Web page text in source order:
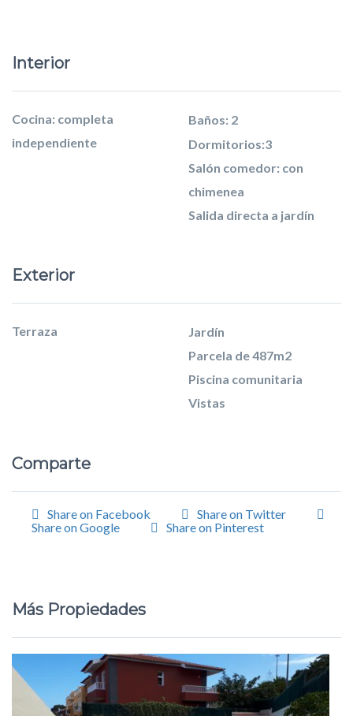
Interior
Cocina: completa
independiente
Baños: 2
Dormitorios:3
Salón comedor: con
chimenea
Salida directa a jardín
Exterior
Terraza
Jardín
Parcela de 487m2
Piscina comunitaria
Vistas
Comparte
Share on Facebook
Share on Twitter
Share on Google
Share on Pinterest
Más Propiedades